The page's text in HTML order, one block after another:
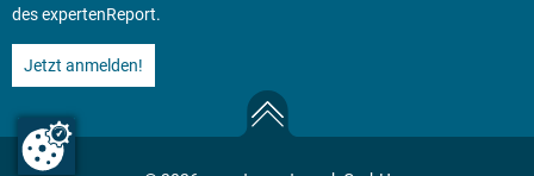
des expertenReport.
Jetzt anmelden!